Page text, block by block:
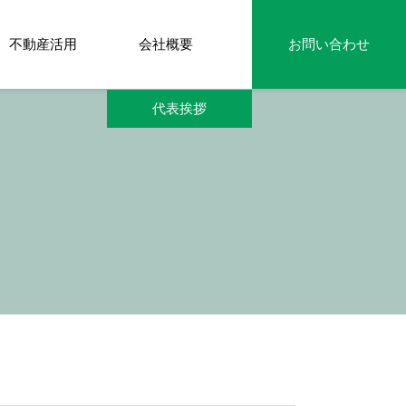
不動産活用 会社概要 お問い合わせ
代表挨拶